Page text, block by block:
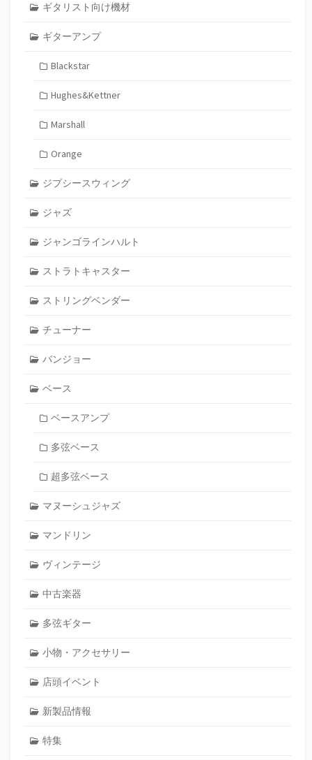
ギタリスト向け機材
ギターアンプ
Blackstar
Hughes&Kettner
Marshall
Orange
ジプシースウィング
ジャズ
ジャンゴラインハルト
ストラトキャスター
ストリングベンダー
チューナー
バンジョー
ベース
ベースアンプ
多弦ベース
超多弦ベース
マヌーシュジャズ
マンドリン
ヴィンテージ
中古楽器
多弦ギター
小物・アクセサリー
店頭イベント
新製品情報
特集